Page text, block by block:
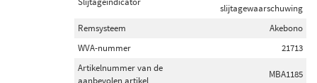
slijtagewaarschuwing
Remsysteem
Akebono
WVA-nummer
21713
Artikelnummer van de
aanbevolen artikel
MBA1185